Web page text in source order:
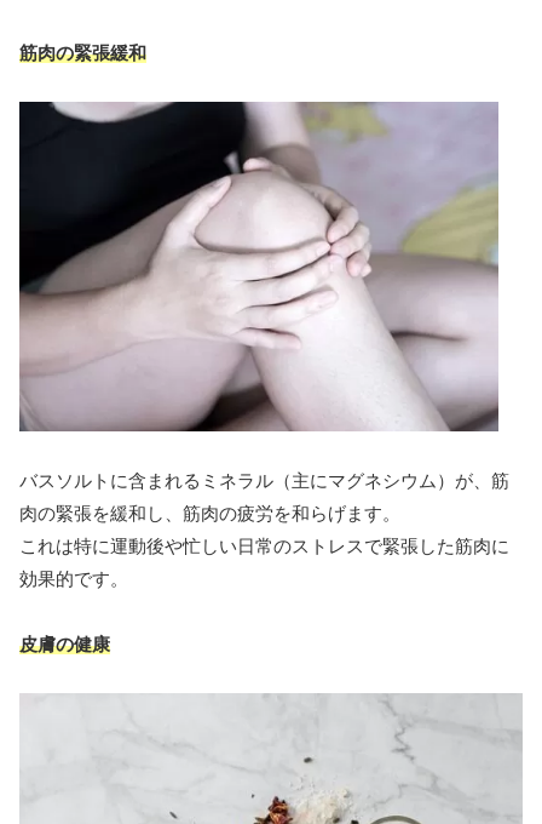
筋肉の緊張緩和
バスソルトに含まれるミネラル（主にマグネシウム）が、筋
肉の緊張を緩和し、筋肉の疲労を和らげます。
これは特に運動後や忙しい日常のストレスで緊張した筋肉に
効果的です。
皮膚の健康